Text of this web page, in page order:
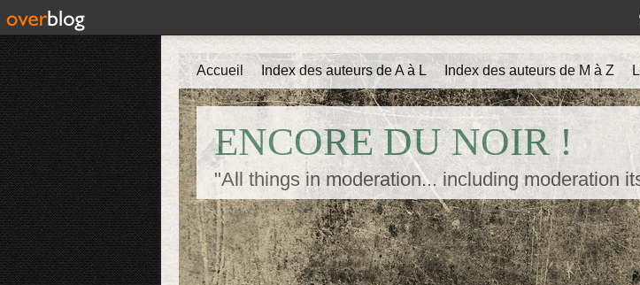
ENCORE DU NOIR !
"All things in moderation... including moderation
Accueil Index des auteurs de A à L Index des auteurs de M à Z